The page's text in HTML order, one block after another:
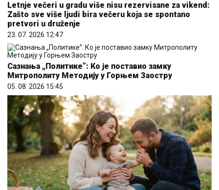
Letnje večeri u gradu više nisu rezervisane za vikend:
Zašto sve više ljudi bira večeru koja se spontano
pretvori u druženje
23. 07. 2026 12:47
Сазнања „Политике”: Ко је поставио замку
Митрополиту Методију у Горњем Заостру
05. 08. 2026 15:45